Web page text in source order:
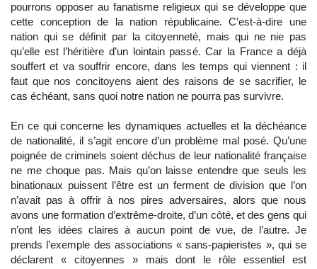
pourrons opposer au fanatisme religieux qui se développe que
cette conception de la nation républicaine. C’est-à-dire une
nation qui se définit par la citoyenneté, mais qui ne nie pas
qu’elle est l’héritière d’un lointain passé. Car la France a déjà
souffert et va souffrir encore, dans les temps qui viennent : il
faut que nos concitoyens aient des raisons de se sacrifier, le
cas échéant, sans quoi notre nation ne pourra pas survivre.
En ce qui concerne les dynamiques actuelles et la déchéance
de nationalité, il s’agit encore d’un problème mal posé. Qu’une
poignée de criminels soient déchus de leur nationalité française
ne me choque pas. Mais qu’on laisse entendre que seuls les
binationaux puissent l’être est un ferment de division que l’on
n’avait pas à offrir à nos pires adversaires, alors que nous
avons une formation d’extrême-droite, d’un côté, et des gens qui
n’ont les idées claires à aucun point de vue, de l’autre. Je
prends l’exemple des associations « sans-papieristes », qui se
déclarent « citoyennes » mais dont le rôle essentiel est